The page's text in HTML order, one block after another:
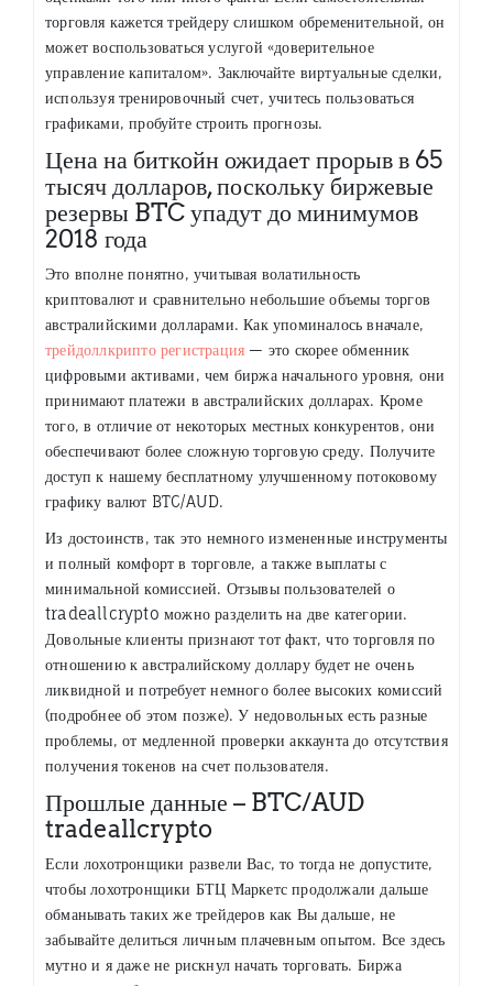
торговля кажется трейдеру слишком обременительной, он
может воспользоваться услугой «доверительное
управление капиталом». Заключайте виртуальные сделки,
используя тренировочный счет, учитесь пользоваться
графиками, пробуйте строить прогнозы.
Цена на биткойн ожидает прорыв в 65
тысяч долларов, поскольку биржевые
резервы BTC упадут до минимумов
2018 года
Это вполне понятно, учитывая волатильность
криптовалют и сравнительно небольшие объемы торгов
австралийскими долларами. Как упоминалось вначале,
трейдоллкрипто регистрация — это скорее обменник
цифровыми активами, чем биржа начального уровня, они
принимают платежи в австралийских долларах. Кроме
того, в отличие от некоторых местных конкурентов, они
обеспечивают более сложную торговую среду. Получите
доступ к нашему бесплатному улучшенному потоковому
графику валют BTC/AUD.
Из достоинств, так это немного измененные инструменты
и полный комфорт в торговле, а также выплаты с
минимальной комиссией. Отзывы пользователей о
tradeallcrypto можно разделить на две категории.
Довольные клиенты признают тот факт, что торговля по
отношению к австралийскому доллару будет не очень
ликвидной и потребует немного более высоких комиссий
(подробнее об этом позже). У недовольных есть разные
проблемы, от медленной проверки аккаунта до отсутствия
получения токенов на счет пользователя.
Прошлые данные – BTC/AUD
tradeallcrypto
Если лохотронщики развели Вас, то тогда не допустите,
чтобы лохотронщики БТЦ Маркетс продолжали дальше
обманывать таких же трейдеров как Вы дальше, не
забывайте делиться личным плачевным опытом. Все здесь
мутно и я даже не рискнул начать торговать. Биржа